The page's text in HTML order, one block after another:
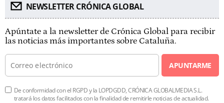
NEWSLETTER CRÓNICA GLOBAL
Apúntate a la newsletter de Crónica Global para recibir
las noticias más importantes sobre Cataluña.
APUNTARME
De conformidad con el RGPD y la LOPDGDD, CRÓNICA GLOBALMEDIA S.L.
tratará los datos facilitados con la finalidad de remitirle noticias de actualidad.